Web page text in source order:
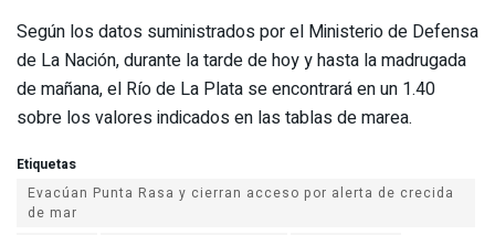
Según los datos suministrados por el Ministerio de Defensa
de La Nación, durante la tarde de hoy y hasta la madrugada
de mañana, el Río de La Plata se encontrará en un 1.40
sobre los valores indicados en las tablas de marea.
Etiquetas
Evacúan Punta Rasa y cierran acceso por alerta de crecida